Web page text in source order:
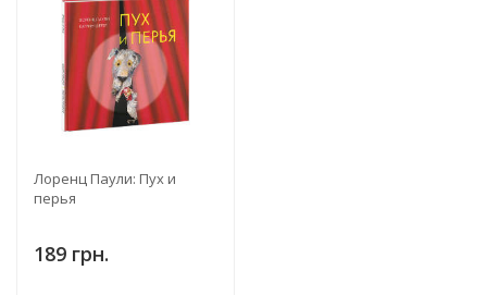
Лоренц Паули: Пух и
перья
189 грн.